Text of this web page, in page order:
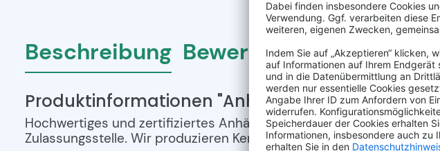
Beschreibung Bewertungen
Produktinformationen "Anhängerkennzeichen
Hochwertiges und zertifiziertes Anhängerkennzeichen (DIN
Zulassungsstelle. Wir produzieren Kennzeichen mit Ihrer